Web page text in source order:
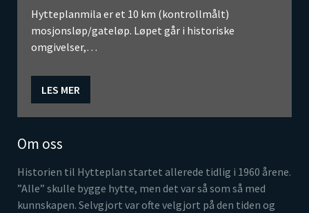
Hytteplanmila er et 10 km (kontrollmålt)
mosjonsløp/gateløp. Løpet går i historiske
omgivelser,…
LES MER
Om oss
Historien til Hytteplan startet allerede tidlig i 1960 årene.
”Alle” skulle bygge hytte, men det var så som så med
kunnskapen. Selvgjort var ofte velgjort på den tiden og